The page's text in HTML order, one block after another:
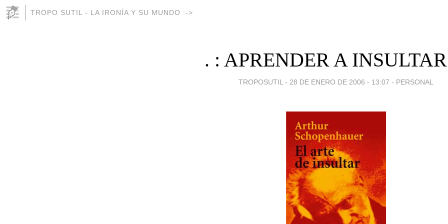
TROPO SUTIL - LA IRONÍA Y SU MUNDO :->
. : APRENDER A
TROPOSUTIL - 28 DE ENERO DE 2006 - 13:07 - PERSONAL